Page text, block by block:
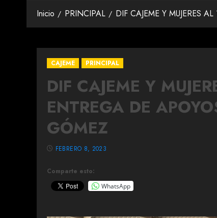
Inicio PRINCIPAL DIF CAJEME Y MUJERES
CAJEME PRINCIPAL
DIF CAJEME Y
ENTREGA DE
GÓMEZ
Comparte esto:
WhatsApp
FEBRERO 8, 2023